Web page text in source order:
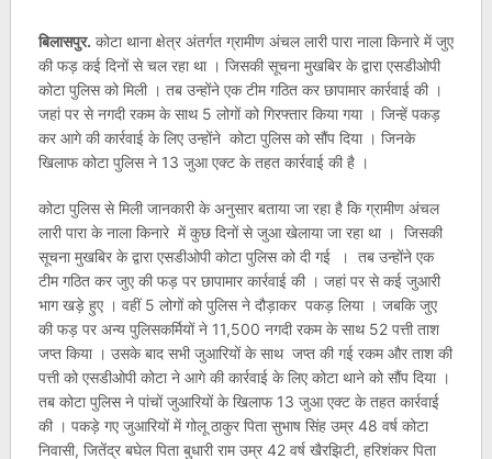
बिलासपुर. कोटा थाना क्षेत्र अंतर्गत ग्रामीण अंचल लारी पारा नाला किनारे में जुए
की फड़ कई दिनों से चल रहा था । जिसकी सूचना मुखबिर के द्वारा एसडीओपी
कोटा पुलिस को मिली । तब उन्होंने एक टीम गठित कर छापामार कार्रवाई की ।
जहां पर से नगदी रकम के साथ 5 लोगों को गिरफ्तार किया गया । जिन्हें पकड़
कर आगे की कार्रवाई के लिए उन्होंने कोटा पुलिस को सौंप दिया । जिनके
खिलाफ कोटा पुलिस ने 13 जुआ एक्ट के तहत कार्रवाई की है ।
कोटा पुलिस से मिली जानकारी के अनुसार बताया जा रहा है कि ग्रामीण अंचल
लारी पारा के नाला किनारे में कुछ दिनों से जुआ खेलाया जा रहा था । जिसकी
सूचना मुखबिर के द्वारा एसडीओपी कोटा पुलिस को दी गई । तब उन्होंने एक
टीम गठित कर जुए की फड़ पर छापामार कार्रवाई की । जहां पर से कई जुआरी
भाग खड़े हुए । वहीं 5 लोगों को पुलिस ने दौड़ाकर पकड़ लिया । जबकि जुए
की फड़ पर अन्य पुलिसकर्मियों ने 11,500 नगदी रकम के साथ 52 पत्ती ताश
जप्त किया । उसके बाद सभी जुआरियों के साथ जप्त की गई रकम और ताश की
पत्ती को एसडीओपी कोटा ने आगे की कार्रवाई के लिए कोटा थाने को सौंप दिया ।
तब कोटा पुलिस ने पांचों जुआरियों के खिलाफ 13 जुआ एक्ट के तहत कार्रवाई
की । पकड़े गए जुआरियों में गोलू ठाकुर पिता सुभाष सिंह उम्र 48 वर्ष कोटा
निवासी, जितेंद्र बघेल पिता बुधारी राम उम्र 42 वर्ष खैरझिटी, हरिशंकर पिता